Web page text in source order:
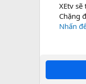
XEtv
Chặng
Nhấn